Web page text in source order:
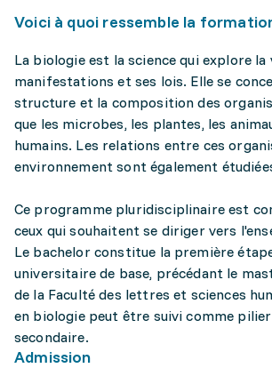
Voici à quoi ressemble la
La biologie est la science qui explore la
manifestations et ses lois. Elle se
structure et la composition des
que les microbes, les plantes, les
humains. Les relations entre ces
environnement sont également
Ce programme pluridisciplinaire est
ceux qui souhaitent se diriger vers
Le bachelor constitue la première
universitaire de base, précédant le
de la Faculté des lettres et sciences
en biologie peut être suivi comme
secondaire.
Admission